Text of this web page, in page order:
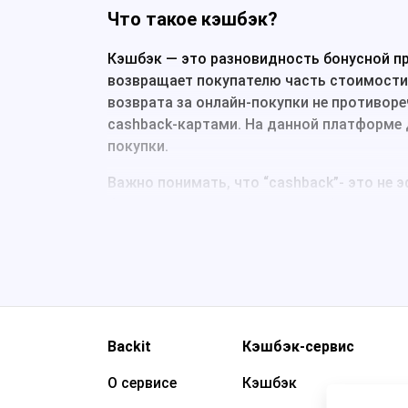
Что такое кэшбэк?
Кэшбэк ― это разновидность бонусной
возвращает покупателю часть
возврата за онлайн-покупки не
cashback-картами. На данной
покупки.
Важно понимать, что “cashback”- это не
получите за заказ (и оно начисляется
покупателей выступает надежная
Как получить кэшбэк?
Магазины, как правило, не выплачивают
Backit
О сервисе
Кэшбэк-сервис
Кэшбэк